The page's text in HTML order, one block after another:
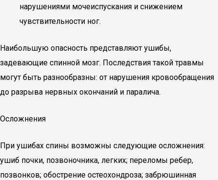
нарушениями мочеиспускания и снижением
чувствительности ног.
Наибольшую опасность представляют ушибы,
задевающие спинной мозг. Последствия такой травмы
могут быть разнообразны: от нарушения кровообращения
до разрыва нервных окончаний и паралича.
Осложнения
При ушибах спины возможны следующие осложнения:
ушиб почки, позвоночника, легких; переломы ребер,
позвонков; обострение остеохондроза; забрюшинная